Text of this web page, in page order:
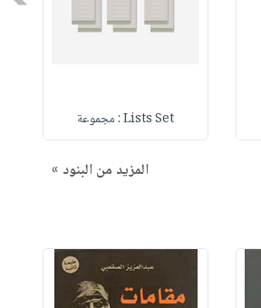
Lists Set : مجموعة
المزيد من البنود »